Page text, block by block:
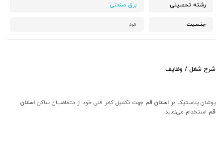
رشته تحصیلی برق صنعتی
جنسیت مرد
شرح شغل / وظایف
پوشان پلاستیک در استان قم جهت تکمیل کادر فنی خود از متقاضیان ساکن استان
قم استخدام می‌نماید